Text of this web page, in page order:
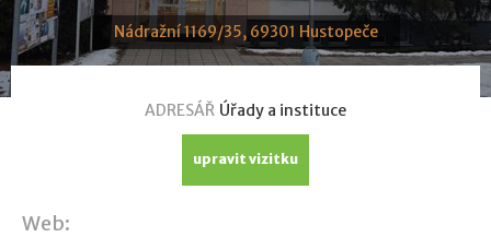
Nádražní 1169/35, 69301 Hustopeče
ADRESÁŘ Úřady a instituce
upravit vizitku
Web: